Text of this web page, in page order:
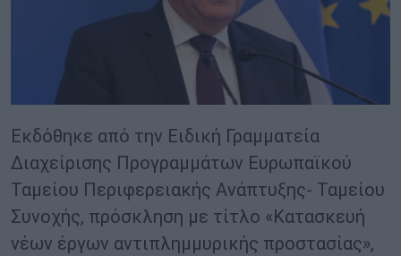
Εκδόθηκε από την Ειδική Γραμματεία
Διαχείρισης Προγραμμάτων Ευρωπαϊκού
Ταμείου Περιφερειακής Ανάπτυξης- Ταμείου
Συνοχής, πρόσκληση με τίτλο «Κατασκευή
νέων έργων αντιπλημμυρικής προστασίας»,